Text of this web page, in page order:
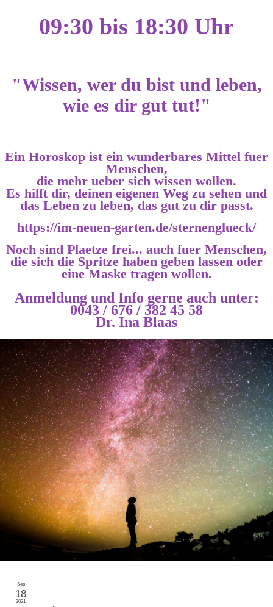
09:30 bis 18:30 Uhr
"Wissen, wer du bist und leben,
wie es dir gut tut!"
Ein Horoskop ist ein wunderbares Mittel fuer
Menschen,
die mehr ueber sich wissen wollen.
Es hilft dir, deinen eigenen Weg zu sehen und
das Leben zu leben, das gut zu dir passt.
https://im-neuen-garten.de/sternenglueck/
Noch sind Plaetze frei... auch fuer Menschen,
die sich die Spritze haben geben lassen oder
eine Maske tragen wollen.
Anmeldung und Info gerne auch unter:
0043 / 676 / 382 45 58
Dr. Ina Blaas
Sep
18
2021